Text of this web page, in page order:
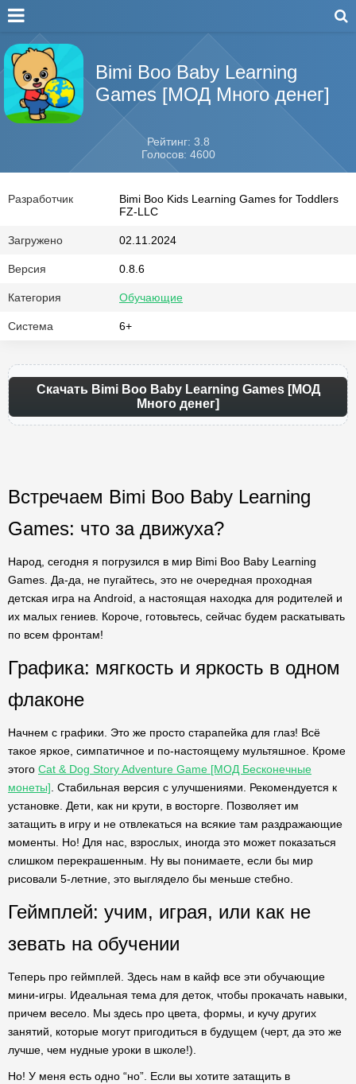
Bimi Boo Baby Learning
Games [МОД Много денег]
Рейтинг: 3.8
Голосов: 4600
Разработчик
Bimi Boo Kids Learning Games for Toddlers
FZ-LLC
Загружено 02.11.2024
Версия 0.8.6
Категория Обучающие
Система 6+
Скачать Bimi Boo Baby Learning Games [МОД
Много денег]
Встречаем Bimi Boo Baby Learning
Games: что за движуха?
Народ, сегодня я погрузился в мир Bimi Boo Baby Learning
Games. Да-да, не пугайтесь, это не очередная проходная
детская игра на Android, а настоящая находка для родителей и
их малых гениев. Короче, готовьтесь, сейчас будем раскатывать
по всем фронтам!
Графика: мягкость и яркость в одном
флаконе
Начнем с графики. Это же просто старапейка для глаз! Всё
такое яркое, симпатичное и по-настоящему мультяшное. Кроме
этого Cat & Dog Story Adventure Game [МОД Бесконечные
монеты] . Стабильная версия с улучшениями. Рекомендуется к
установке. Дети, как ни крути, в восторге. Позволяет им
затащить в игру и не отвлекаться на всякие там раздражающие
моменты. Но! Для нас, взрослых, иногда это может показаться
слишком перекрашенным. Ну вы понимаете, если бы мир
рисовали 5-летние, это выглядело бы меньше стебно.
Геймплей: учим, играя, или как не
зевать на обучении
Теперь про геймплей. Здесь нам в кайф все эти обучающие
мини-игры. Идеальная тема для деток, чтобы прокачать навыки,
причем весело. Мы здесь про цвета, формы, и кучу других
занятий, которые могут пригодиться в будущем (черт, да это же
лучше, чем нудные уроки в школе!).
Но! У меня есть одно “но”. Если вы хотите затащить в